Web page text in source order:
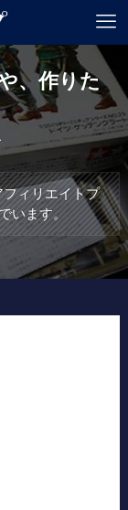
、作りた
ィリエイトプ
います。